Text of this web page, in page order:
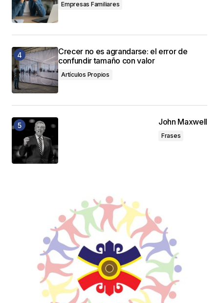
Empresas Familiares
Crecer no es agrandarse: el error de
confundir tamaño con valor
Artículos Propios
John Maxwell
Frases